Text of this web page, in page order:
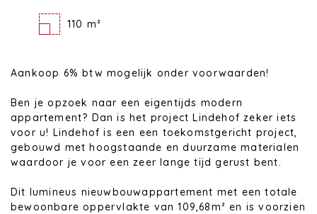
110 m²
Aankoop 6% btw mogelijk onder voorwaarden!
Ben je opzoek naar een eigentijds modern
appartement? Dan is het project Lindehof zeker iets
voor u! Lindehof is een een toekomstgericht project,
gebouwd met hoogstaande en duurzame materialen
waardoor je voor een zeer lange tijd gerust bent.
Dit lumineus nieuwbouwappartement met een totale
bewoonbare oppervlakte van 109,68m² en is voorzien